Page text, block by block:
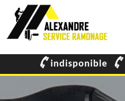
indisponible